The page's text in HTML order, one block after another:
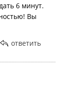
6 минут.
Вы
ответить